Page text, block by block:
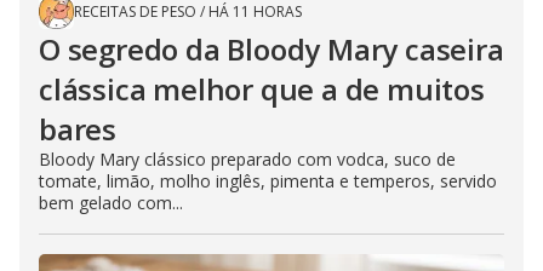
RECEITAS DE PESO / HÁ 11 HORAS
O segredo da Bloody Mary caseira
clássica melhor que a de muitos
bares
Bloody Mary clássico preparado com vodca, suco de
tomate, limão, molho inglês, pimenta e temperos, servido
bem gelado com...